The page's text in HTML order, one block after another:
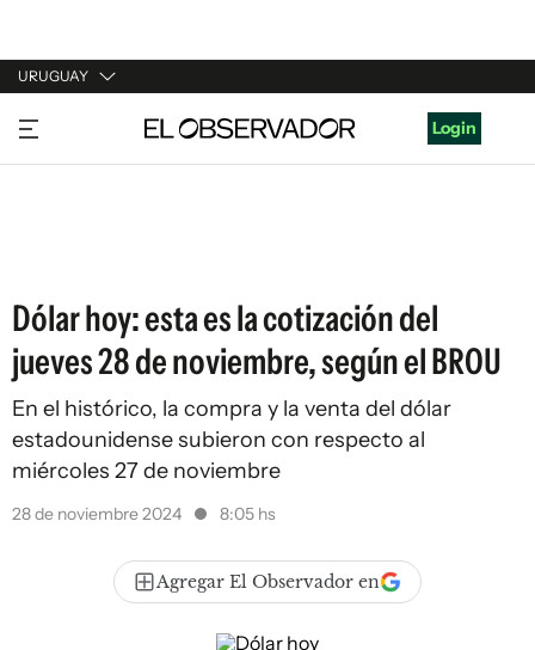
URUGUAY
URUGUAY
ARGENTINA
Login
Dólar hoy: esta es la cotización del
jueves 28 de noviembre, según el BROU
En el histórico, la compra y la venta del dólar
estadounidense subieron con respecto al
miércoles 27 de noviembre
28 de noviembre 2024 8:05 hs
Agregar El Observador en